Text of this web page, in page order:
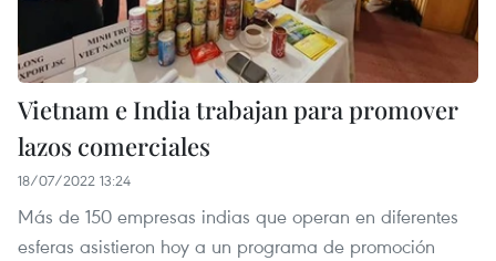
Vietnam e India trabajan para promover
lazos comerciales
18/07/2022 13:24
Más de 150 empresas indias que operan en diferentes
esferas asistieron hoy a un programa de promoción